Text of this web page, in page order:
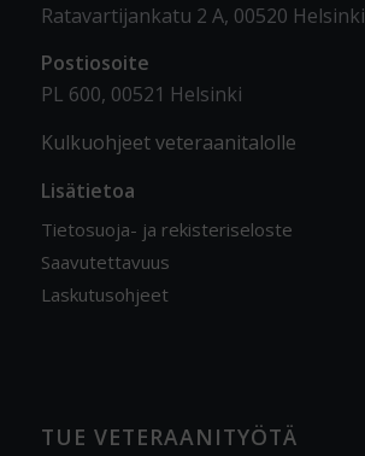
Ratavartijankatu 2 A, 00520 Helsinki
Postiosoite
PL 600, 00521 Helsinki
Kulkuohjeet veteraanitalolle
Lisätietoa
Tietosuoja- ja rekisteriseloste
Saavutettavuus
Laskutusohjeet
TUE VETERAANITYÖTÄ